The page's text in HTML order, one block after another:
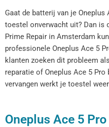
Gaat de batterij van je
toestel onverwacht uit? Dan is
Prime Repair in Amsterdam
professionele Oneplus Ace 5
klanten zoeken dit probleem
reparatie of Oneplus Ace 5
vervangen werkt je toestel
Oneplus Ace 5